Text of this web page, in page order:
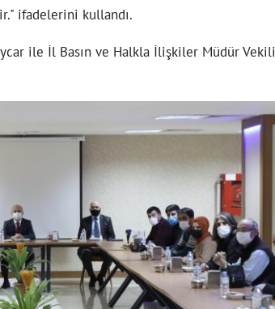
ifadelerini kullandı.
ile İl Basın ve Halkla İlişkiler Müdür Vekili